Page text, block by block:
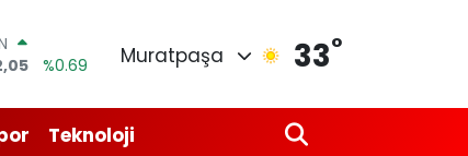
%0.69
%0.06
Muratpaşa 33°
Teknoloji